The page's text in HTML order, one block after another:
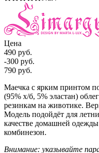
Цена
490 руб.
-300 руб.
790 руб.
Маечка с ярким принтом
(95% х/б, 5% эластан)
резинкам на животике.
Модель подойдёт для
качестве домашней
комбинезон.
Внимание: указывайте